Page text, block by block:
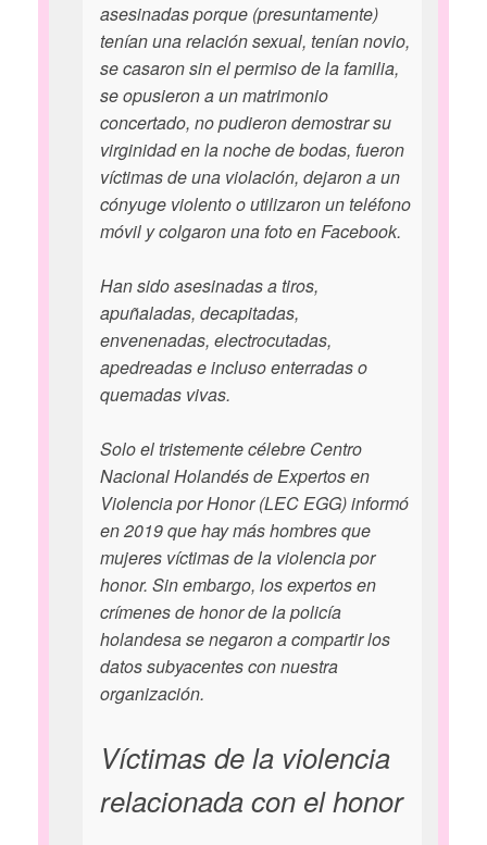
asesinadas porque (presuntamente)
tenían una relación sexual, tenían novio,
se casaron sin el permiso de la familia,
se opusieron a un matrimonio
concertado, no pudieron demostrar su
virginidad en la noche de bodas, fueron
víctimas de una violación, dejaron a un
cónyuge violento o utilizaron un teléfono
móvil y colgaron una foto en Facebook.
Han sido asesinadas a tiros,
apuñaladas, decapitadas,
envenenadas, electrocutadas,
apedreadas e incluso enterradas o
quemadas vivas.
Solo el tristemente célebre Centro
Nacional Holandés de Expertos en
Violencia por Honor (LEC EGG) informó
en 2019 que hay más hombres que
mujeres víctimas de la violencia por
honor. Sin embargo, los expertos en
crímenes de honor de la policía
holandesa se negaron a compartir los
datos subyacentes con nuestra
organización.
Víctimas de la violencia
relacionada con el honor